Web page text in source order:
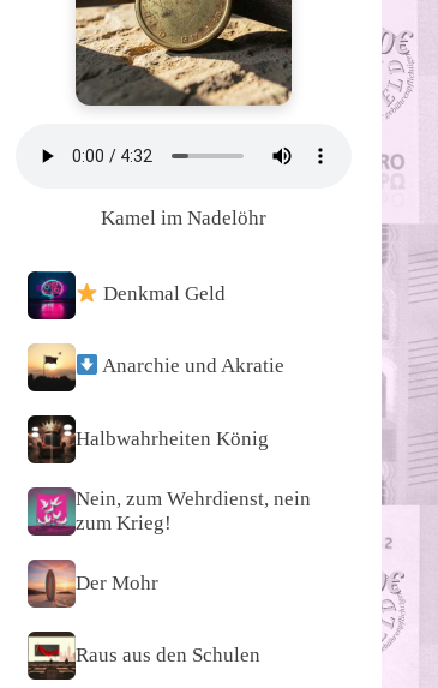
Kamel im Nadelöhr
Denkmal Geld
Anarchie und Akratie
Halbwahrheiten König
Nein, zum Wehrdienst, nein
zum Krieg!
Der Mohr
Raus aus den Schulen